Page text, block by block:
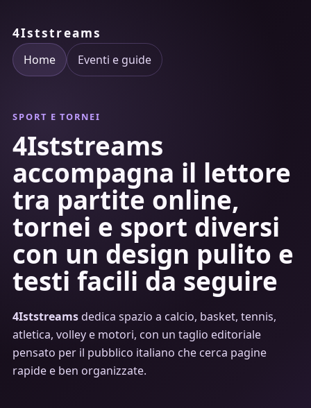
4Iststreams
Home Eventi e guide
SPORT E TORNEI
4Iststreams
accompagna il lettore
tra partite online,
tornei e sport diversi
con un design pulito e
testi facili da seguire
4Iststreamsdedica spazio a calcio, basket, tennis,
atletica, volley e motori, con un taglio editoriale
pensato per il pubblico italiano che cerca pagine
rapide e ben organizzate.